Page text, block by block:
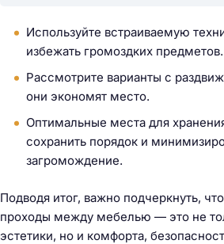
Используйте встраиваемую
избежать громоздких предметов.
Рассмотрите варианты с
они экономят место.
Оптимальные места для
сохранить порядок и
загромождение.
Подводя итог, важно подчеркнуть,
проходы между мебелью — это не
эстетики, но и комфорта,